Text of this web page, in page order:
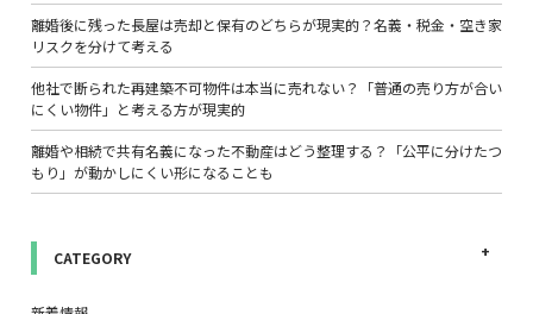
離婚後に残った長屋は売却と保有のどちらが現実的？名義・税金・空き家
リスクを分けて考える
他社で断られた再建築不可物件は本当に売れない？「普通の売り方が合い
にくい物件」と考える方が現実的
離婚や相続で共有名義になった不動産はどう整理する？「公平に分けたつ
もり」が動かしにくい形になることも
CATEGORY